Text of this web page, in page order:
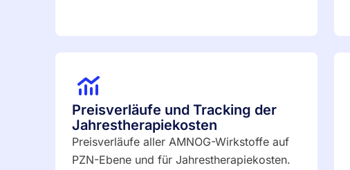
Preisverläufe und Tracking der
Jahrestherapiekosten
Preisverläufe aller AMNOG-Wirkstoffe auf
PZN-Ebene und für Jahrestherapiekosten.